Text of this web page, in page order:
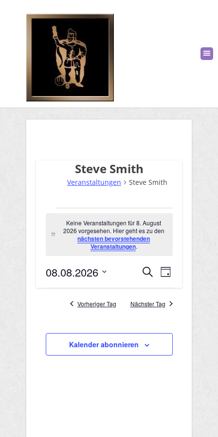
Steve Smith
Veranstaltungen Steve Smith
Veranstaltungen
für
August
2026
Hinweis
Keine Veranstaltungen für 8. August
2026 vorgesehen. Hier geht es zu den
nächsten bevorstehenden
Veranstaltungen.
V
e
r
a
n
SucheV
e
r
n
s
Tag
08.08.2026
Vorheriger Tag Nächster Tag
Kalender abonnieren